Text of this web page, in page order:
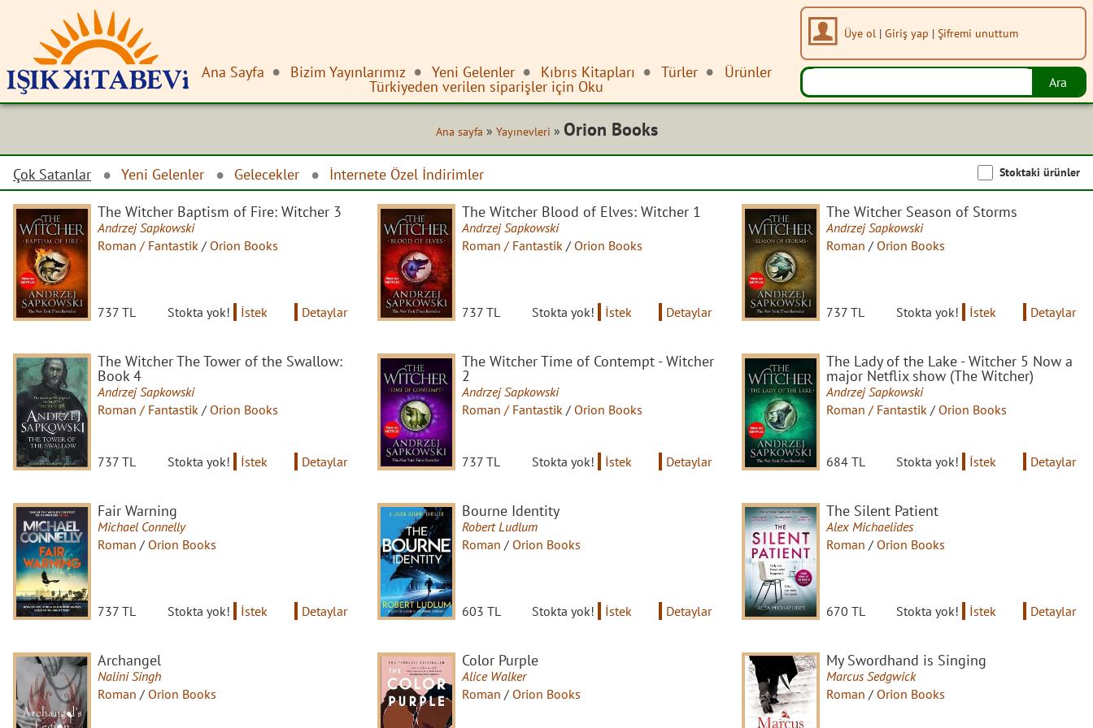
Ana Sayfa Bizim Yayınlarımız Yeni Gelenler Kıbrıs Kitapları Türler Ürünler
Türkiyeden verilen siparişler için Oku
Üye ol | Giriş yap | Şifremi unuttum
Ana sayfa » Yayınevleri » Orion Books
Çok Satanlar Yeni Gelenler Gelecekler İnternete Özel İndirimler Stoktaki ürünler
The Witcher Baptism of Fire: Witcher 3
Andrzej Sapkowski
Roman / Fantastik / Orion Books
737 TL Stokta yok! İstek Detaylar
The Witcher Blood of Elves: Witcher 1
Andrzej Sapkowski
Roman / Fantastik / Orion Books
737 TL Stokta yok! İstek Detaylar
The Witcher Season of Storms
Andrzej Sapkowski
Roman / Orion Books
737 TL Stokta yok! İstek Detaylar
The Witcher The Tower of the Swallow:
Book 4
Andrzej Sapkowski
Roman / Fantastik / Orion Books
737 TL Stokta yok! İstek Detaylar
The Witcher Time of Contempt - Witcher
2
Andrzej Sapkowski
Roman / Fantastik / Orion Books
737 TL Stokta yok! İstek Detaylar
The Lady of the Lake - Witcher 5 Now a
major Netflix show (The Witcher)
Andrzej Sapkowski
Roman / Fantastik / Orion Books
684 TL Stokta yok! İstek Detaylar
Fair Warning
Michael Connelly
Roman / Orion Books
737 TL Stokta yok! İstek Detaylar
Bourne Identity
Robert Ludlum
Roman / Orion Books
603 TL Stokta yok! İstek Detaylar
The Silent Patient
Alex Michaelides
Roman / Orion Books
670 TL Stokta yok! İstek Detaylar
Archangel
Nalini Singh
Roman / Orion Books
Color Purple
Alice Walker
Roman / Orion Books
My Swordhand is Singing
Marcus Sedgwick
Roman / Orion Books